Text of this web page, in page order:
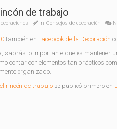
de trabajo
In Consejos de decoración
también en Facebook de la Decoración
sabrás lo importante que es mantener
contar con elementos tan prácticos
organizado.
rincón de trabajo se publicó primero en